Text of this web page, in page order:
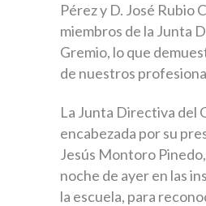
Pérez y D. José Rubio
miembros de la Junta
Gremio, lo que
de nuestros
La Junta Directiva del
encabezada por su
Jesús Montoro
noche de ayer en las
la escuela, para